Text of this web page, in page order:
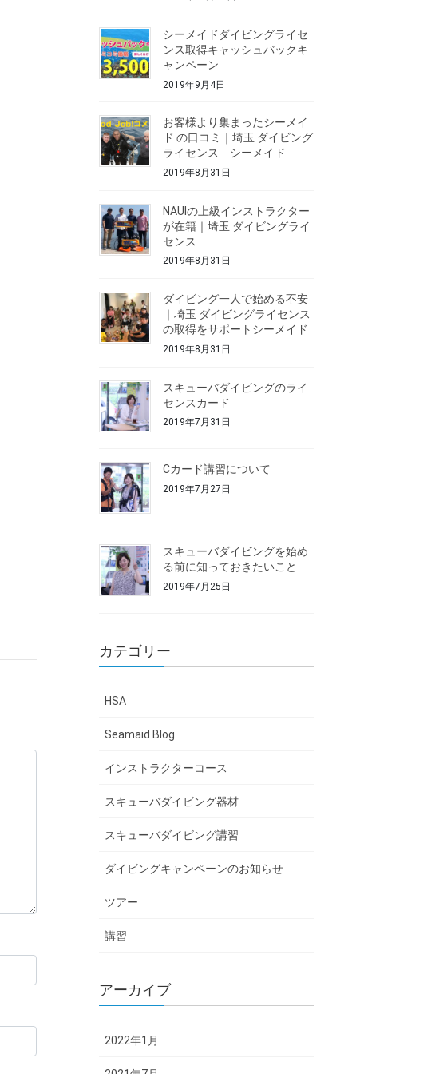
シーメイドダイビングライセ
ンス取得キャッシュバックキ
ャンペーン
2019年9月4日
お客様より集まったシーメイ
ド の口コミ｜埼玉 ダイビング
ライセンス シーメイド
2019年8月31日
NAUIの上級インストラクター
が在籍｜埼玉 ダイビングライ
センス
2019年8月31日
ダイビング一人で始める不安
｜埼玉 ダイビングライセンス
の取得をサポートシーメイド
2019年8月31日
スキューバダイビングのライ
センスカード
2019年7月31日
Cカード講習について
2019年7月27日
スキューバダイビングを始め
る前に知っておきたいこと
2019年7月25日
カテゴリー
HSA
Seamaid Blog
インストラクターコース
スキューバダイビング器材
スキューバダイビング講習
ダイビングキャンペーンのお知らせ
ツアー
講習
アーカイブ
2022年1月